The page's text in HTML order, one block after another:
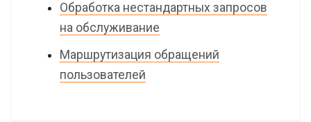
Обработка нестандартных запросов
на обслуживание
Маршрутизация обращений
пользователей